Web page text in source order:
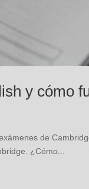
y cómo
de
¿Cómo...